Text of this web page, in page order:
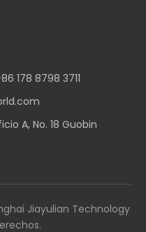
178 8798 3711
A, No. 18 Guobin
Jiayulian Technology